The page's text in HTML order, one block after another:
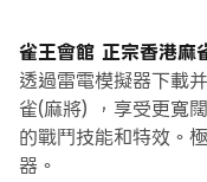
在電腦上運行雀王
幕上清晰地瀏覽, 而用
鍵盤要快得多，同時
通過多開和同步功能
式和帳戶。
雀王會館 正宗香港麻
透過雷電模擬器下載
雀(麻將) ，享受更寬
的戰鬥技能和特效。
器。